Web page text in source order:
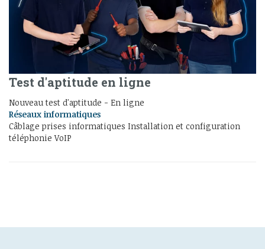
Test d'aptitude en ligne
Nouveau test d'aptitude - En ligne
Réseaux informatiques
Câblage prises informatiques Installation et configuration
téléphonie VoIP